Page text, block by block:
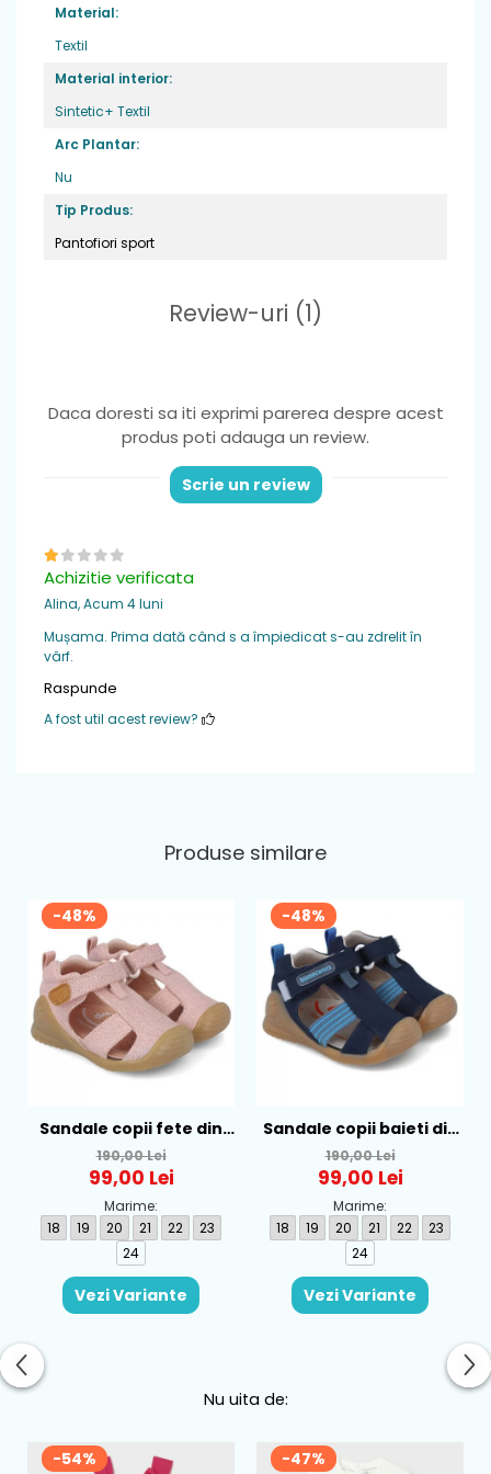
Material:
Textil
Material interior:
Sintetic+ Textil
Arc Plantar:
Nu
Tip Produs:
Pantofiori sport
Review-uri (1)
Daca doresti sa iti exprimi parerea despre acest
produs poti adauga un review.
Scrie un review
Achizitie verificata
Alina,Acum 4 luni
Mușama. Prima dată când s a împiedicat s-au zdrelit în
vârf.
Raspunde
A fost util acest review?
Produse similare
-48%
Sandale copii fete din
textil Biomecanics, Roz -
252181-B032
190,00 Lei
99,00 Lei
Marime:
18
19 20 21 22
23
24
Vezi Variante
-48%
Sandale copii baieti din
textil Biomecanics,
Albastru - 252175-A089
190,00 Lei
99,00 Lei
Marime:
18
19 20 21 22
23
24
Vezi Variante
Nu uita de:
-54% -47%